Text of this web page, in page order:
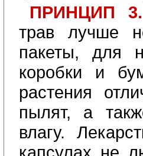
ПРИНЦИП
трав лучше
пакеты, для
коробки и
растения
пылят, а
влагу.